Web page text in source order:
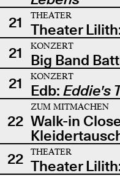
21
THEATER
Theater
21
KONZERT
Big Band
21
KONZERT
Edb: Eddie's
22
ZUM MITMACHEN
Walk-in
22
THEATER
Theater